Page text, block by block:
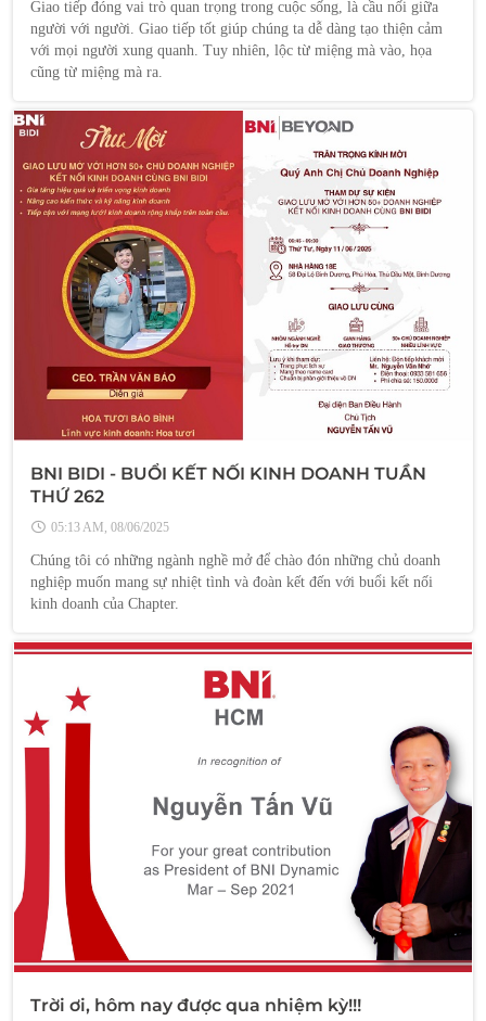
Giao tiếp đóng vai trò quan trọng trong cuộc sống, là cầu nối giữa
người với người. Giao tiếp tốt giúp chúng ta dễ dàng tạo thiện cảm
với mọi người xung quanh. Tuy nhiên, lộc từ miệng mà vào, họa
cũng từ miệng mà ra.
BNI BIDI - BUỔI KẾT NỐI KINH DOANH TUẦN
THỨ 262
05:13 AM, 08/06/2025
Chúng tôi có những ngành nghề mở để chào đón những chủ doanh
nghiệp muốn mang sự nhiệt tình và đoàn kết đến với buổi kết nối
kinh doanh của Chapter.
Trời ơi, hôm nay được qua nhiệm kỳ!!!